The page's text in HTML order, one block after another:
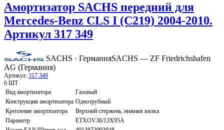
Амортизатор SACHS передний для
Mercedes-Benz CLS I (C219) 2004-2010.
Артикул 317 349
SACHS · ГерманияSACHS — ZF Friedrichshafen
AG (Германия)
Артикул: 317 349
6 ШТ
Вид амортизатора
Газовый
Конструкция амортизатора Однотрубный
Крепление амортизатора
Верхний стержень, нижняя вилка
Параметр
ETXOV36/13X95A